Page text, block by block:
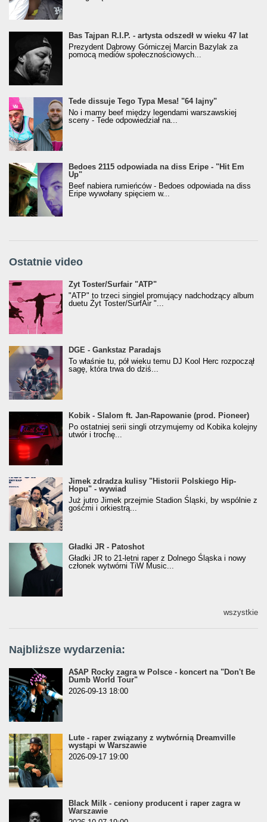
Bas Tajpan R.I.P. - artysta odszedł w wieku 47 lat
Prezydent Dąbrowy Górniczej Marcin Bazylak za
pomocą mediów społecznościowych...
Tede dissuje Tego Typa Mesa! "64 lajny"
No i mamy beef między legendami warszawskiej
sceny - Tede odpowiedział na...
Bedoes 2115 odpowiada na diss Eripe - "Hit Em
Up"
Beef nabiera rumieńców - Bedoes odpowiada na diss
Eripe wywołany spięciem w...
Ostatnie video
Żyt Toster/SurfAir - ATP VIDEO
Żyt Toster/Surfair "ATP"
"ATP" to trzeci singiel promujący nadchodzący album
duetu Żyt Toster/SurfAir "...
donGURALesko z nagrodą za
Klasyczny/Trueschoolowy Album Roku
(Popkillery 2023)
DGE - Gankstaz Paradajs
To właśnie tu, pół wieku temu DJ Kool Herc rozpoczął
sagę, która trwa do dziś...
Kobik - Slalom ft. Jan-Rapowanie (prod. Pioneer)
[Official Music Visualiser]
Kobik - Slalom ft. Jan-Rapowanie (prod. Pioneer)
Po ostatniej serii singli otrzymujemy od Kobika kolejny
utwór i trochę...
Jimek zdradza kulisy "Historii Polskiego Hip-
Hopu" - wywiad
Jimek zdradza kulisy "Historii Polskiego Hip-
Hopu" - wywiad
Już jutro Jimek przejmie Stadion Śląski, by wspólnie z
gośćmi i orkiestrą...
Gładki JR - Patoshot
Gładki JR - Patoshot
Gładki JR to 21-letni raper z Dolnego Śląska i nowy
członek wytwórni TiW Music...
wszystkie
Najbliższe wydarzenia:
A$AP Rocky zagra w Polsce - koncert na "Don't Be
Dumb World Tour"
2026-09-13 18:00
Lute - raper związany z wytwórnią Dreamville
wystąpi w Warszawie
2026-09-17 19:00
Black Milk - ceniony producent i raper zagra w
Warszawie